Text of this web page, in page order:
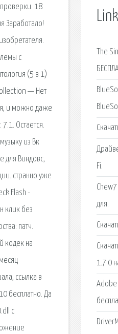
проверки. 18
Заработало!
с
(5 в 1)
— Нет
и можно даже
Остается.
из Вк
для Виндовс,
странно уже
Flash -
клик без
патч.
кодек на
ссылка в
бесплатно. Да
с
The
Fi.
для.
1.7.0
Adobe